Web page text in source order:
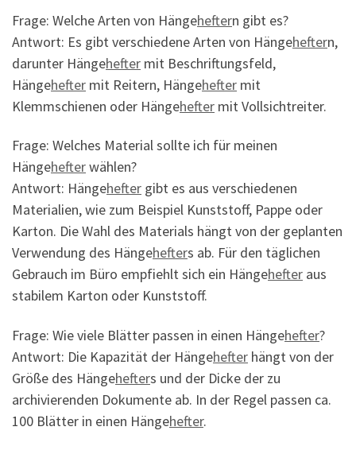
Frage: Welche Arten von Hängeheftern gibt es?
Antwort: Es gibt verschiedene Arten von Hängeheftern,
darunter Hängehefter mit Beschriftungsfeld,
Hängehefter mit Reitern, Hängehefter mit
Klemmschienen oder Hängehefter mit Vollsichtreiter.
Frage: Welches Material sollte ich für meinen
Hängehefterwählen?
Antwort: Hängehefter gibt es aus verschiedenen
Materialien, wie zum Beispiel Kunststoff, Pappe oder
Karton. Die Wahl des Materials hängt von der geplanten
Verwendung des Hängehefters ab. Für den täglichen
Gebrauch im Büro empfiehlt sich ein Hängehefter aus
stabilem Karton oder Kunststoff.
Frage: Wie viele Blätter passen in einen Hängehefter?
Antwort: Die Kapazität der Hängehefter hängt von der
Größe des Hängehefters und der Dicke der zu
archivierenden Dokumente ab. In der Regel passen ca.
100 Blätter in einen Hängehefter.